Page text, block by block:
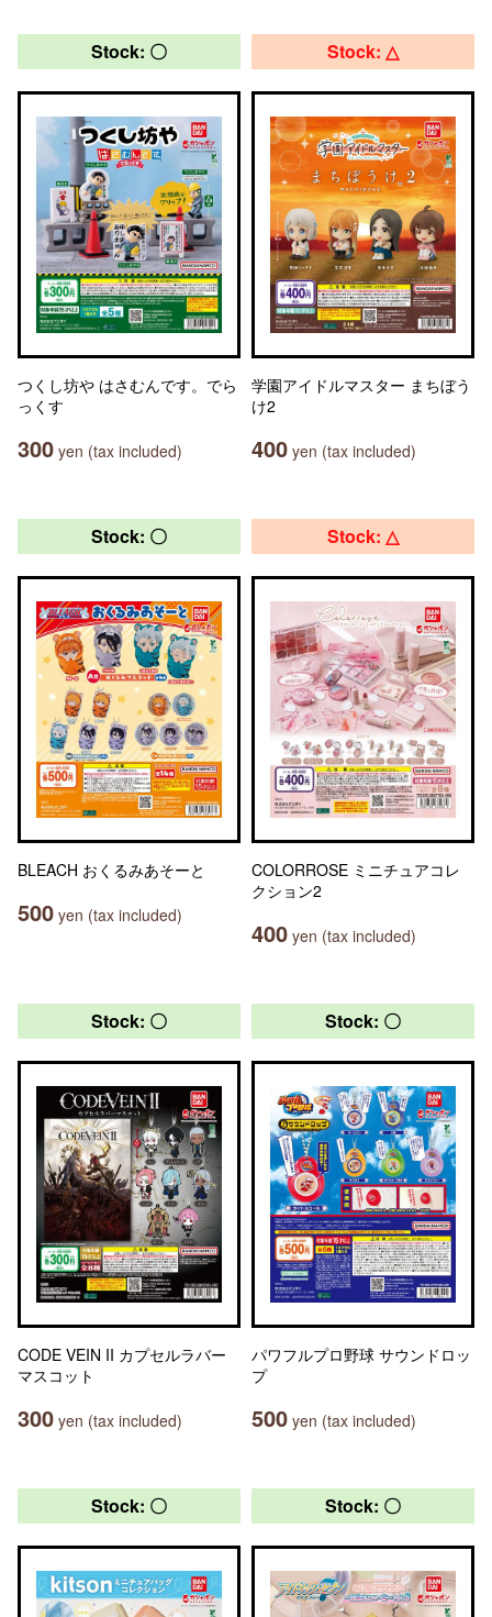
Stock: 〇
つくし坊や はさむんです。でら
っくす
300 yen (tax included)
Stock: △
学園アイドルマスター まちぼう
け2
400 yen (tax included)
Stock: 〇
BLEACH おくるみあそーと
500 yen (tax included)
Stock: △
COLORROSE ミニチュアコレ
クション2
400 yen (tax included)
Stock: 〇
CODE VEIN II カプセルラバー
マスコット
300 yen (tax included)
Stock: 〇
パワフルプロ野球 サウンドロッ
プ
500 yen (tax included)
Stock: 〇 Stock: 〇